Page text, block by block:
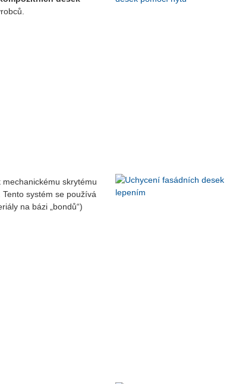
skrytému
systém se používá
na bázi „bondů“)